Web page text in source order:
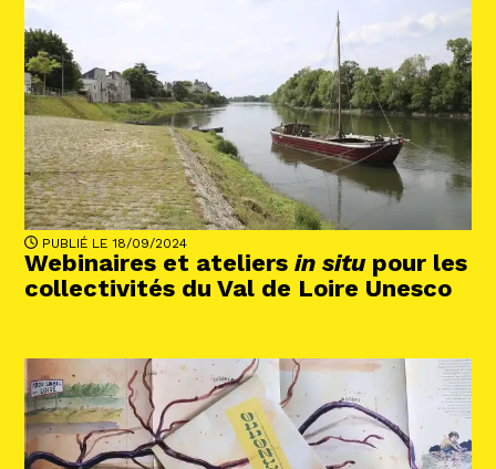
PUBLIÉ LE 18/09/2024
Webinaires et ateliers in situpour les
collectivités du Val de Loire Unesco